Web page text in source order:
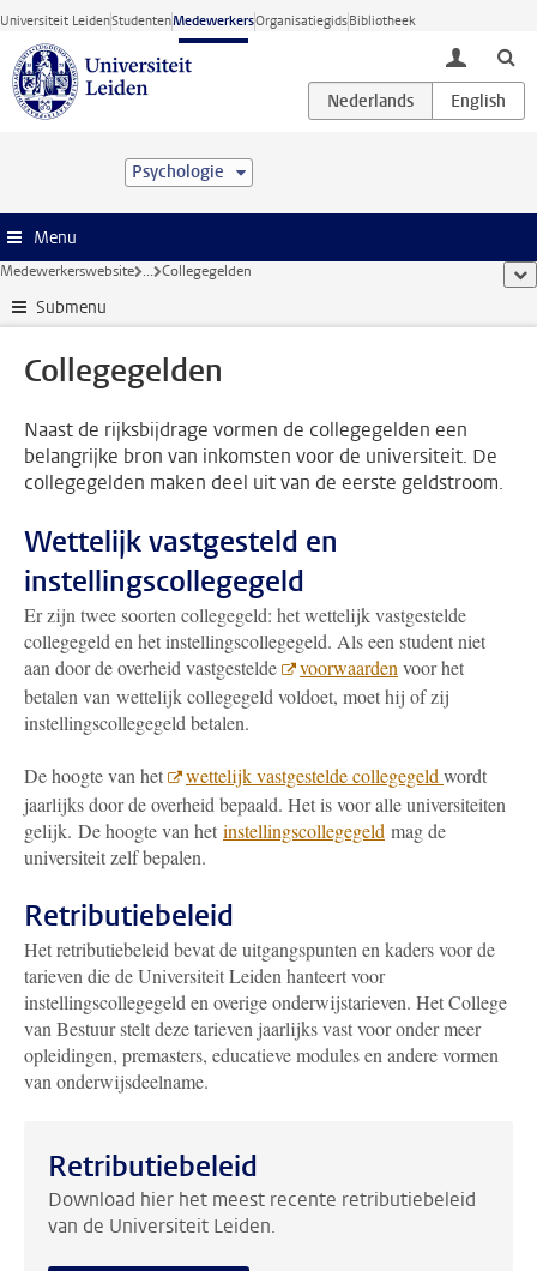
Ga direct naar de inhoud
Universiteit LeidenStudentenMedewerkersOrganisatiegidsBibliotheek
toggle
Psychologie
Menu
Medewerkerswebsite ... Collegegelden
Submenu
Collegegelden
Naast de rijksbijdrage vormen de collegegelden een
belangrijke bron van inkomsten voor de universiteit. De
collegegelden maken deel uit van de eerste geldstroom.
Wettelijk vastgesteld en
instellingscollegegeld
Er zijn twee soorten collegegeld: het wettelijk vastgestelde
collegegeld en het instellingscollegegeld. Als een student niet
aan door de overheid vastgestelde
voorwaarden voor het
betalen van wettelijk collegegeld voldoet, moet hij of zij
instellingscollegegeld betalen.
De hoogte van het wettelijk vastgestelde collegegeld wordt
jaarlijks door de overheid bepaald. Het is voor alle universiteiten
gelijk. De hoogte van het instellingscollegegeld mag de
universiteit zelf bepalen.
Retributiebeleid
Het retributiebeleid bevat de uitgangspunten en kaders voor de
tarieven die de Universiteit Leiden hanteert voor
instellingscollegegeld en overige onderwijstarieven. Het College
van Bestuur stelt deze tarieven jaarlijks vast voor onder meer
opleidingen, premasters, educatieve modules en andere vormen
van onderwijsdeelname.
Retributiebeleid
Download hier het meest recente retributiebeleid
van de Universiteit Leiden.